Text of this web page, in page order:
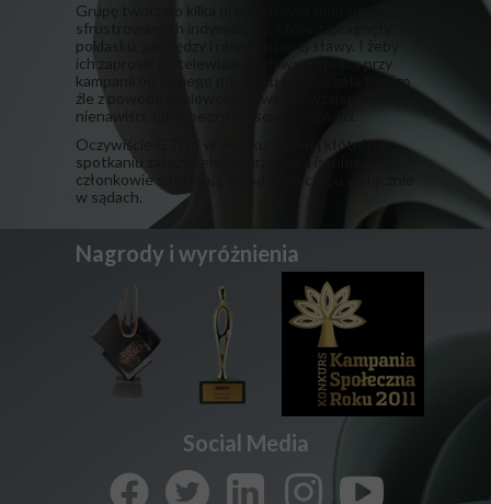
Grupę tworzyło kilka przypadkowo dobranych,
sfrustrowanych indywiduów, które zapragnęły
poklasku, pieniędzy i niezasłużonej sławy. I żeby
ich zaprosili do telewizora. Ich współpraca przy
kampanii od samego początku przebiegała bardzo
źle z powodu wielowektorowej, odwzajemnionej
nienawiści. Oraz bezinteresownej zawiści.
​Oczywiście GTQX w wyniku wielkiej kłótni na
spotkaniu założycielskim przestała istnieć, a jej
członkowie spotykają się od tego czasu wyłącznie
w sądach.
Social Media
Nagrody i wyróżnienia